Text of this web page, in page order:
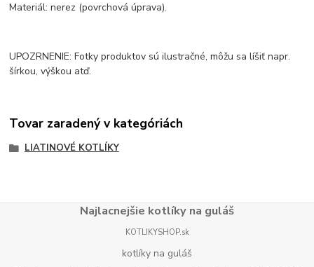
Materiál: nerez (povrchová úprava).
UPOZRNENIE: Fotky produktov sú ilustračné, môžu sa líšiť napr.
šírkou, výškou atď.
Tovar zaradený v kategóriách
LIATINOVÉ KOTLÍKY
Najlacnejšie kotlíky na guláš
KOTLIKYSHOP.sk
kotlíky na guláš